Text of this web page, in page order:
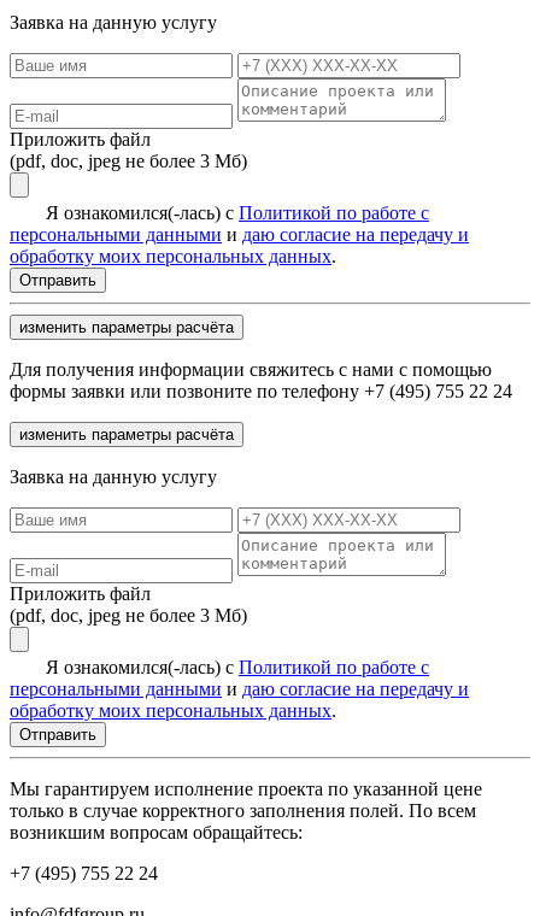
Заявка на данную услугу
Приложить файл
(pdf, doc, jpeg не более 3 Мб)
Я ознакомился(-лась) с Политикой по работе с
персональными данными и даю согласие на передачу и
обработку моих персональных данных.
изменить параметры расчёта
Для получения информации свяжитесь с нами с помощью
формы заявки или позвоните по телефону +7 (495) 755 22 24
изменить параметры расчёта
Заявка на данную услугу
Приложить файл
(pdf, doc, jpeg не более 3 Мб)
Я ознакомился(-лась) с Политикой по работе с
персональными данными и даю согласие на передачу и
обработку моих персональных данных.
Мы гарантируем исполнение проекта по указанной цене
только в случае корректного заполнения полей. По всем
возникшим вопросам обращайтесь:
+7 (495) 755 22 24